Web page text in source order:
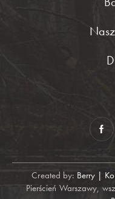
Created by: Berry |
Pierścień Warszawy,